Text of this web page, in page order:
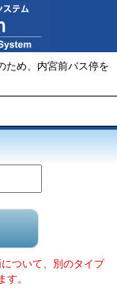
ため、内宮前バス停を
ついて、別のタイプ
。